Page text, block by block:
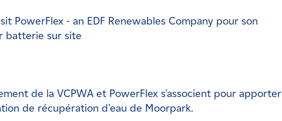
PowerFlex - an EDF Renewables Company pour son
batterie sur site
de la VCPWA et PowerFlex s'associent pour apporter
de récupération d'eau de Moorpark.